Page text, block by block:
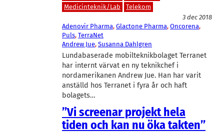
Medicinteknik/Lab
Telekom
3 dec 2018
Adenovir Pharma, Glactone Pharma, Oncorena
Puls, TerraNet
Andrew Jue, Susanna Dahlgren
Lundabaserade mobilteknikbolaget Terranet
har internt värvat en ny teknikchef i
nordamerikanen Andrew Jue. Han har varit
anställd hos Terranet i fyra år och haft
bolagets…
”Vi screenar projekt hela
tiden och kan nu öka takten”